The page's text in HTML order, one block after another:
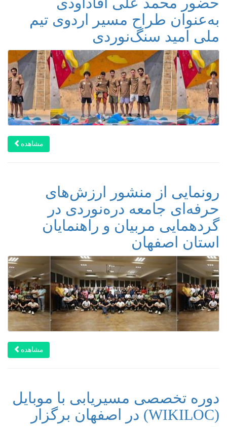
به‌عنوان طراح مسیر اردوی تیم
ملی امید سنگ‌نوردی ‌
مشاهده
رونمایی از منشور ارزش‌های
حرفه‌ای جامعه دره‌نوردی در
گردهمایی مربیان و راهنمایان
استان اصفهان
مشاهده
دوره تخصصی مسیریابی با موبایل
(WIKILOC) در اصفهان برگزار